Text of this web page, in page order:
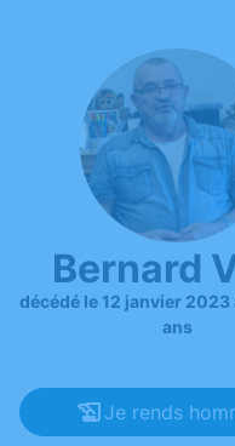
Bernard
décédé le 12 janvier 2023
ans
Je rends